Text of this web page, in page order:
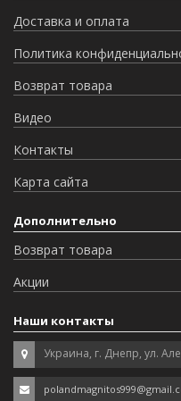
Доставка и оплата
Политика
Возврат товара
Видео
Контакты
Карта сайта
Дополнительно
Возврат товара
Акции
Наши контакты
Украина, г. Днепр, ул.